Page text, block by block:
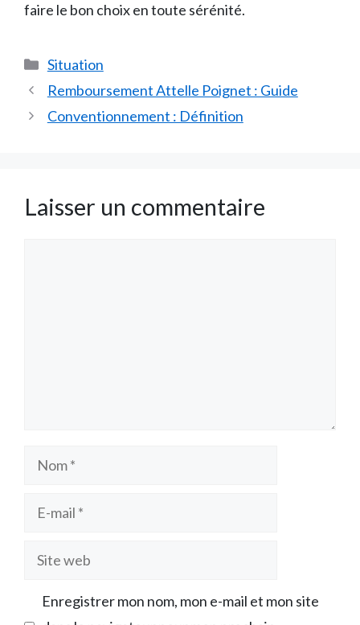
faire le bon choix en toute sérénité.
Catégories
Situation
Remboursement Attelle Poignet : Guide
Conventionnement : Définition
Laisser un commentaire
Nom
Site
Enregistrer mon nom, mon e-mail et mon site